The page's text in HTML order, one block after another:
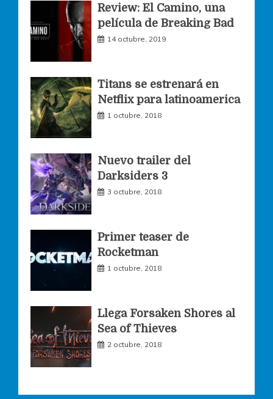
e
b
o
o
t
a
g
m
t
t
r
Review: El Camino, una
película de Breaking Bad
14 octubre, 2019
Titans se estrenará en
Netflix para latinoamerica
1 octubre, 2018
Nuevo trailer del
Darksiders 3
3 octubre, 2018
Primer teaser de
Rocketman
1 octubre, 2018
Llega Forsaken Shores al
Sea of Thieves
2 octubre, 2018